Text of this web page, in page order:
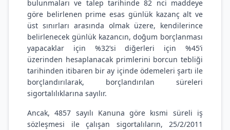
bulunmaları ve talep tarihinde 82 nci maddeye
göre belirlenen prime esas günlük kazanç alt ve
üst sınırları arasında olmak üzere, kendilerince
belirlenecek günlük kazancın, doğum borçlanması
yapacaklar için %32’si diğerleri için %45’i
üzerinden hesaplanacak primlerini borcun tebliği
tarihinden itibaren bir ay içinde ödemeleri şartı ile
borçlandırılarak, borçlandırılan süreleri
sigortalılıklarına sayılır.
Ancak, 4857 sayılı Kanuna göre kısmi süreli iş
sözleşmesi ile çalışan sigortalıların, 25/2/2011